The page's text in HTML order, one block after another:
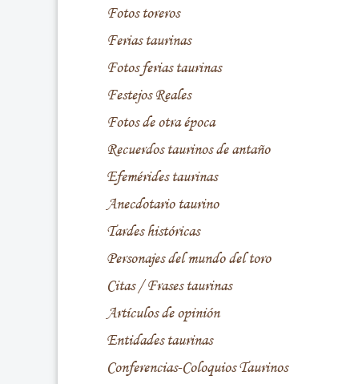
Fotos toreros
Ferias taurinas
Fotos ferias taurinas
Festejos Reales
Fotos de otra época
Recuerdos taurinos de antaño
Efemérides taurinas
Anecdotario taurino
Tardes históricas
Personajes del mundo del toro
Citas / Frases taurinas
Artículos de opinión
Entidades taurinas
Conferencias-Coloquios Taurinos